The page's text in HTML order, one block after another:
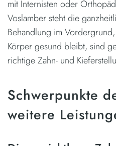
mit Internisten oder
Voslamber steht die
Behandlung im
Körper gesund bleibt, sind
richtige Zahn- und
Schwerpunkte
weitere